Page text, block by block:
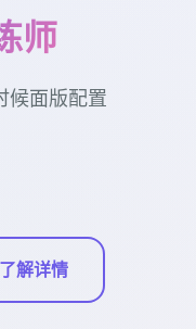
师
候面版配置
了解详情